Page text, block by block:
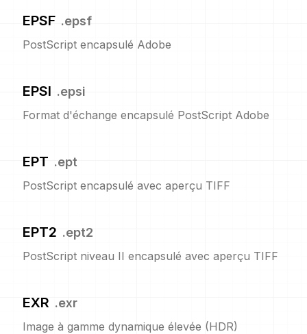
EPSF .epsf
PostScript encapsulé Adobe
EPSI .epsi
Format d'échange encapsulé PostScript Adobe
EPT .ept
PostScript encapsulé avec aperçu TIFF
EPT2 .ept2
PostScript niveau II encapsulé avec aperçu TIFF
EXR .exr
Image à gamme dynamique élevée (HDR)